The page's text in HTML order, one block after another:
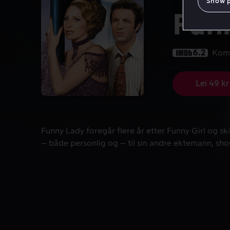
6.2
Lei 49 kr
Funny Lady foregår flere år etter Funny Girl og
Funny Lady foregår flere år etter Funny Girl og
– både personlig og – til sin andre ektemann,